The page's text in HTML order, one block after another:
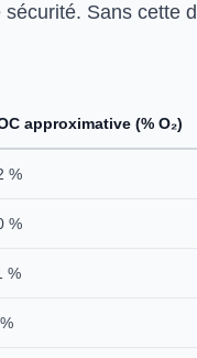
sécurité. Sans cette
approximative (% O₂)
%
%
%